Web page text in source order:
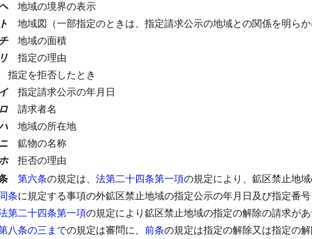
地域の境界の表示
ト 地域図（一部指定のときは、指定請求公示の地域との関係を明らか
チ 地域の面積
リ 指定の理由
指定を拒否したとき
イ 指定請求公示の年月日
ロ 請求者名
地域の所在地
鉱物の名称
拒否の理由
第六条の規定は、 法第二十四条第一項の規定により、鉱区禁止地
条に規定する事項の外鉱区禁止地域の指定公示の年月日及び指定番号
第二十四条第一項の規定により鉱区禁止地域の指定の解除の請求があ
八条の三までの規定は審問に、 前条の規定は指定の解除又は指定の